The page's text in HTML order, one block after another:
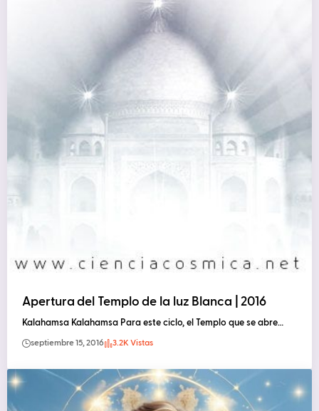
Apertura del Templo de la luz Blanca | 2016
Kalahamsa Kalahamsa Para este ciclo, el Templo que se abre…
septiembre 15, 2016 3.2K Vistas